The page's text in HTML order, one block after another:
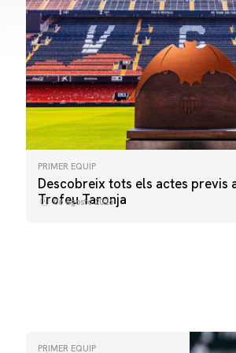
PRIMER EQUIP
Descobreix tots els actes previs
Trofeu Taronja
06 agosto 2026
PRIMER EQUIP